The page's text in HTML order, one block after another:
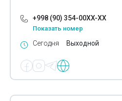
+998 (90) 354-00XX-XX
Показать номер
Сегодня Выходной